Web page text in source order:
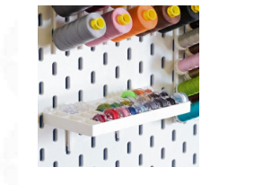
85,00 kr.51,00 kr.
flera
varianter.
De
olika
alternativen
kan
väljas
på
produktsidan